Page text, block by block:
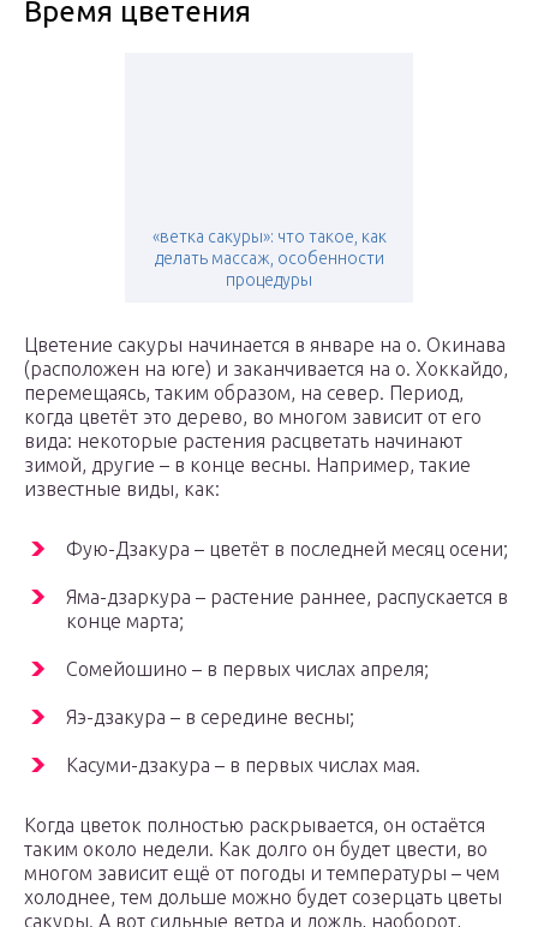
Время цветения
«ветка сакуры»: что такое, как
делать массаж, особенности
процедуры
Цветение сакуры начинается в январе на о. Окинава
(расположен на юге) и заканчивается на о. Хоккайдо,
перемещаясь, таким образом, на север. Период,
когда цветёт это дерево, во многом зависит от его
вида: некоторые растения расцветать начинают
зимой, другие – в конце весны. Например, такие
известные виды, как:
Фую-Дзакура – цветёт в последней месяц осени;
Яма-дзаркура – растение раннее, распускается в
конце марта;
Сомейошино – в первых числах апреля;
Яэ-дзакура – в середине весны;
Касуми-дзакура – в первых числах мая.
Когда цветок полностью раскрывается, он остаётся
таким около недели. Как долго он будет цвести, во
многом зависит ещё от погоды и температуры – чем
холоднее, тем дольше можно будет созерцать цветы
сакуры. А вот сильные ветра и дождь, наоборот,